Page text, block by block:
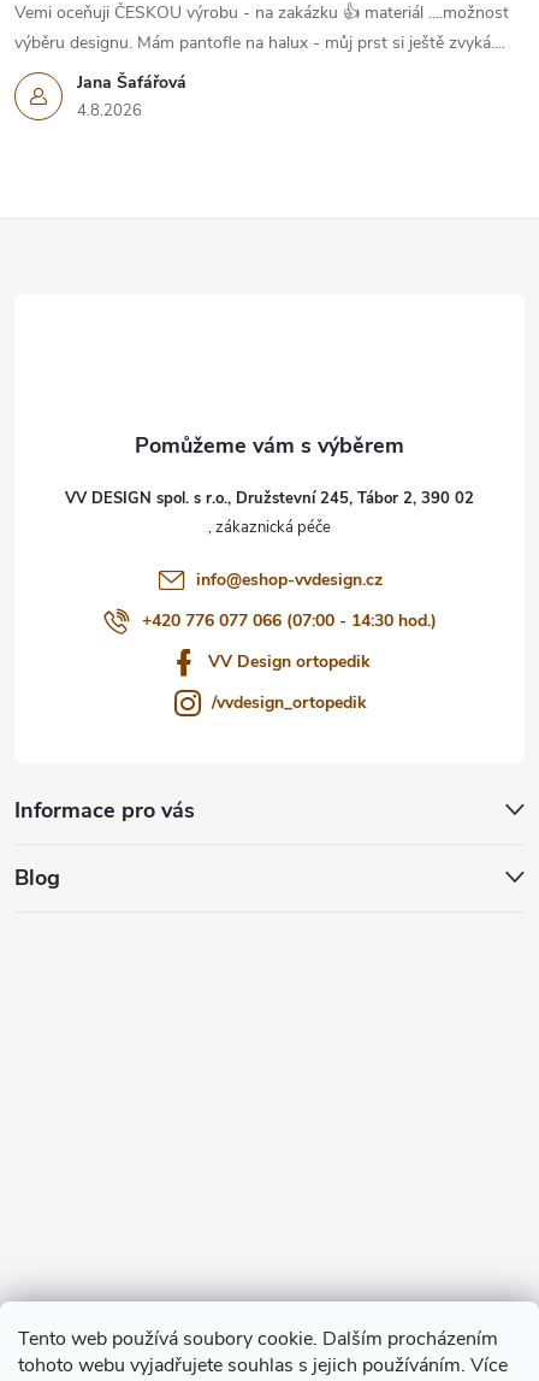
Tento web používá soubory cookie. Dalším procházením
tohoto webu vyjadřujete souhlas s jejich používáním. Více
Jana Šafářová
4.8.2026
Vemi oceňuji ČESKOU výrobu - na zakázku 👍 materiál ....možnost
výběru designu. Mám pantofle na halux - můj prst si ještě zvyká....
VV DESIGN spol. s r.o., Družstevní 245, Tábor 2, 390 02
info@eshop-vvdesign.cz
+420 776 077 066 (07:00 - 14:30 hod.)
VV Design ortopedik
/vvdesign_ortopedik
Informace pro vás
Blog